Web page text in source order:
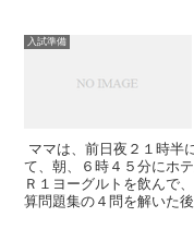
入試準備
ママは、前日夜２１時半
て、朝、６時４５分にホ
Ｒ１ヨーグルトを飲んで
算問題集の４問を解いた